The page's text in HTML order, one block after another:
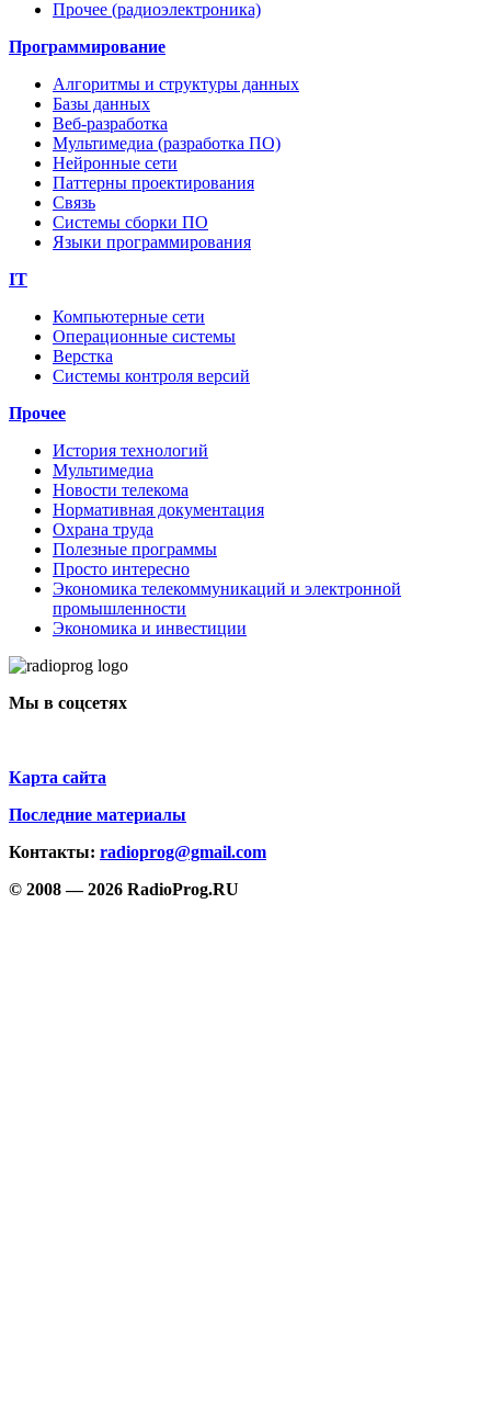
Прочее (радиоэлектроника)
Программирование
Алгоритмы и структуры данных
Базы данных
Веб-разработка
Мультимедиа (разработка ПО)
Нейронные сети
Паттерны проектирования
Связь
Системы сборки ПО
Языки программирования
IT
Компьютерные сети
Операционные системы
Верстка
Системы контроля версий
Прочее
История технологий
Мультимедиа
Новости телекома
Нормативная документация
Охрана труда
Полезные программы
Просто интересно
Экономика телекоммуникаций и электронной
промышленности
Экономика и инвестиции
Мы в соцсетях
Карта сайта
Последние материалы
Контакты: radioprog@gmail.com
© 2008 — 2026 RadioProg.RU